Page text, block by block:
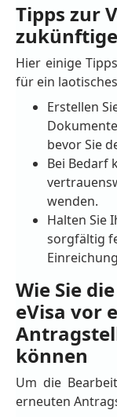
Tipps zur
Hier einige
für ein
Erstellen
bevor Sie
Bei Bedarf
wenden.
Halten Sie
sorgfältig
Wie Sie
eVisa vor
können
Um die
erneuten